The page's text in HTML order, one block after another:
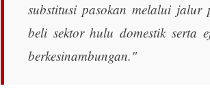
substitusi pasokan melalui jalur
beli sektor hulu domestik serta
berkesinambungan."